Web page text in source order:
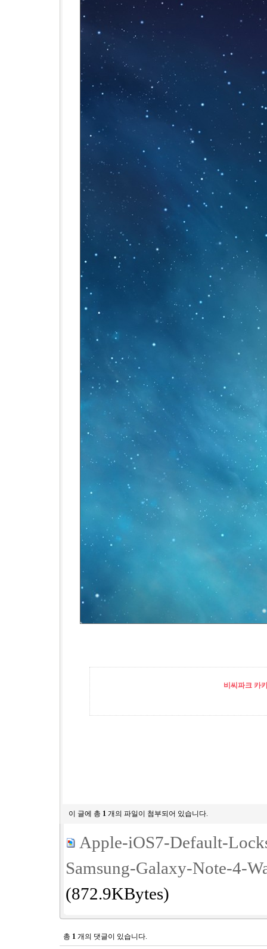
비씨파크 카
이 글에 총 1 개의 파일이 첨부되어 있습니다.
Apple-iOS7-Default-
Samsung-Galaxy-Note-4-
(872.9KBytes)
총 1 개의 댓글이 있습니다.